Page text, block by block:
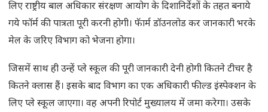
लिए राष्ट्रीय बाल अधिकार संरक्षण आयोग के दिशानिर्देशों के तहत बनाये
गये फॉर्म की पात्रता पूरी करनी होगी। फॅार्म डॉउनलोड कर जानकारी भरके
मेल के जरिए विभाग को भेजना होगा।
जिसमें साथ ही उन्हें प्ले स्कूल की पूरी जानकारी देनी होगी कितने टीचर है
कितने क्लास हैं। इसके बाद विभाग का एक अधिकारी फील्ड इंस्पेक्शन के
लिए प्ले स्कूल जाएगा। वह अपनी रिपोर्ट मुख्यालय में जमा करेगा। उसके